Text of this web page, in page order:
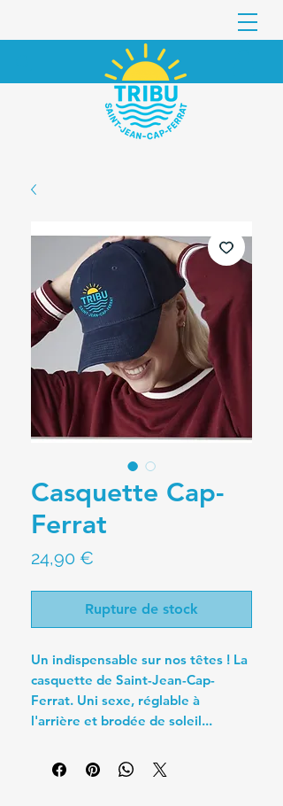
Casquette Cap-
Ferrat
24,90 €
Rupture de stock
Un indispensable sur nos têtes ! La
casquette de Saint-Jean-Cap-
Ferrat. Uni sexe, réglable à
l'arrière et brodée de soleil...